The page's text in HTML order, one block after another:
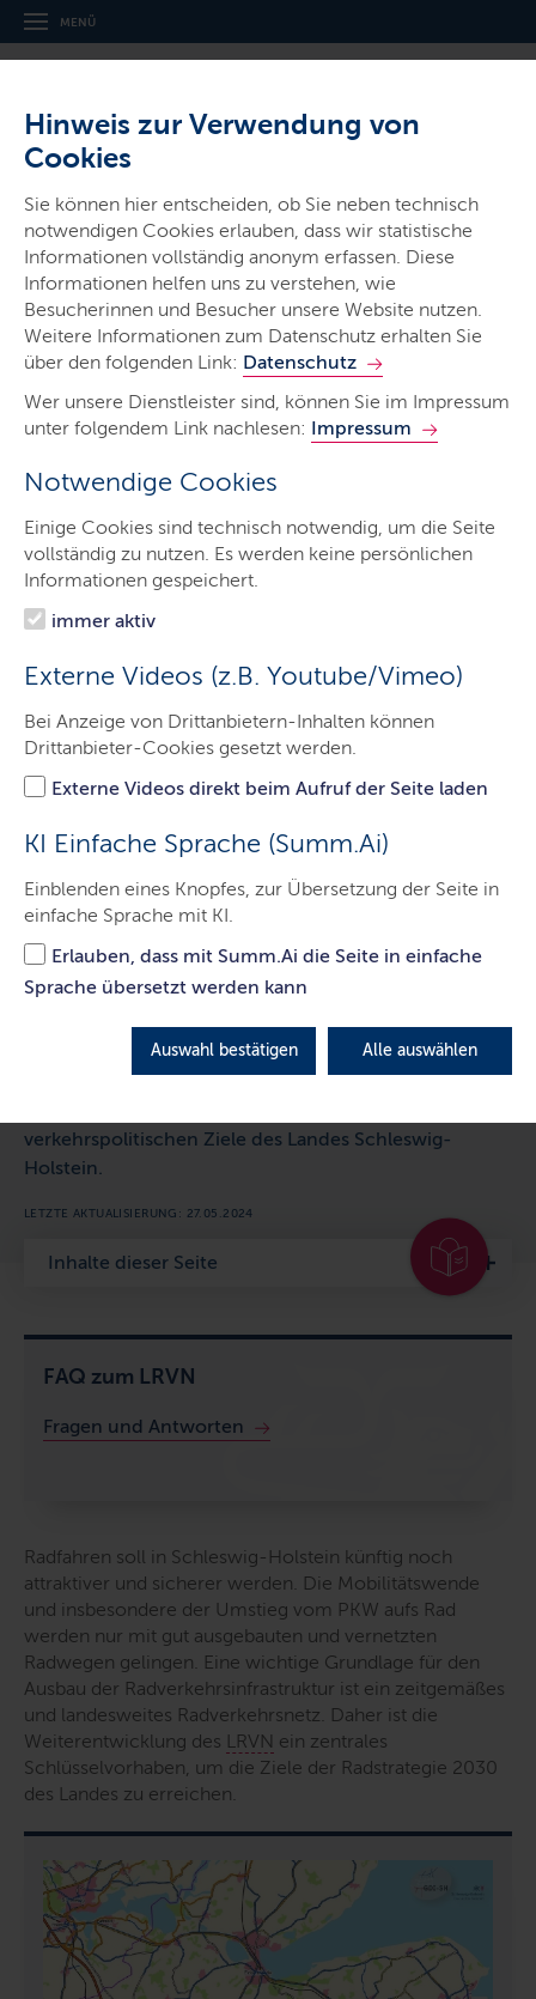
Hinweis zur Verwendung von
Cookies
Sie können hier entscheiden, ob Sie neben technisch
notwendigen Cookies erlauben, dass wir statistische
Informationen vollständig anonym erfassen. Diese
Informationen helfen uns zu verstehen, wie
Besucherinnen und Besucher unsere Website nutzen.
Weitere Informationen zum Datenschutz erhalten Sie
über den folgenden Link: Datenschutz
Wer unsere Dienstleister sind, können Sie im Impressum
unter folgendem Link nachlesen: Impressum
Notwendige Cookies
Einige Cookies sind technisch notwendig, um die Seite
vollständig zu nutzen. Es werden keine persönlichen
Informationen gespeichert.
immer aktiv
Externe Videos (z.B. Youtube/Vimeo)
Bei Anzeige von Drittanbietern-Inhalten können
Drittanbieter-Cookies gesetzt werden.
Externe Videos direkt beim Aufruf der Seite laden
KI Einfache Sprache (Summ.Ai)
Einblenden eines Knopfes, zur Übersetzung der Seite in
einfache Sprache mit KI.
Erlauben, dass mit Summ.Ai die Seite in einfache
Sprache übersetzt werden kann
Auswahl bestätigen Alle auswählen
MENÜ
Ministerium für Wirtschaft,
Verkehr, Arbeit, Technologie und
Tourismus
Ministerien & Behörden
Start
Minister
Ministerium
Themen
Presse
Service
Landesweites Radverkehrsnetz
Schleswig-Holstein
Die Weiterentwicklung des Landesweiten
Radverkehrsnetzes (LRVN) ist zentral für die
verkehrspolitischen Ziele des Landes Schleswig-
Holstein.
LETZTE AKTUALISIERUNG: 27.05.2024
Inhalte dieser Seite
FAQ zum LRVN
Fragen und Antworten
Radfahren soll in Schleswig-Holstein künftig noch
attraktiver und sicherer werden. Die Mobilitätswende
und insbesondere der Umstieg vom PKW aufs Rad
werden nur mit gut ausgebauten und vernetzten
Radwegen gelingen. Eine wichtige Grundlage für den
Ausbau der Radverkehrsinfrastruktur ist ein zeitgemäßes
und landesweites Radverkehrsnetz. Daher ist die
Weiterentwicklung des LRVN ein zentrales
Schlüsselvorhaben, um die Ziele der Radstrategie 2030
des Landes zu erreichen.